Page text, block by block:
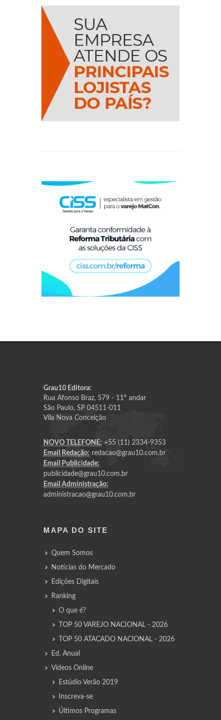
Grau10 Editora:
Rua Afonso Braz, 579 - 11º andar
São Paulo, SP 04511-011
Vila Nova Conceição
NOVO TELEFONE: +55 (11) 2334-9353
Email Redação: redacao@grau10.com.br
Email Publicidade:
publicidade@grau10.com.br
Email Administração:
administracao@grau10.com.br
MAPA DO SITE
Quem Somos
Notícias do Mercado
Edições Digitais
Ranking
O que é?
TOP 50 VAREJO NACIONAL - 2026
TOP 50 ATACADO NACIONAL - 2026
Ed. Anual
Vídeos Online
Estúdio Verão 2019
Inscreva-se
Últimos Programas